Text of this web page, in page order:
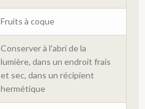
Fruits à coque
Conserver à l'abri de la
lumière, dans un endroit frais
et sec, dans un récipient
hermétique